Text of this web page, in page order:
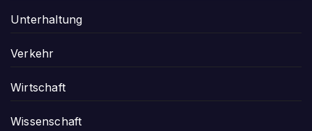
Unterhaltung
Verkehr
Wirtschaft
Wissenschaft